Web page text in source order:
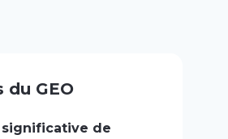
du GEO
significative de